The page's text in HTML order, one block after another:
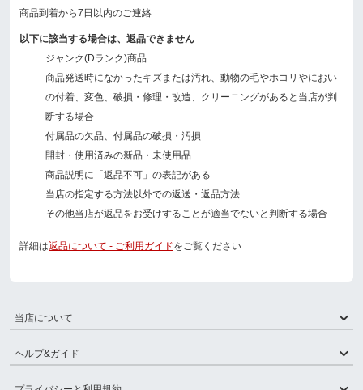
商品到着から7日以内のご連絡
以下に該当する場合は、返品できません
ジャンク(Dランク)商品
商品発送時になかったキズまたは汚れ、動物の毛やホコリやにおい
の付着、変色、破損・修理・改造、クリーニングがあると当店が判
断する場合
付属品の欠品、付属品の破損・汚損
開封・使用済みの新品・未使用品
商品説明に「返品不可」の表記がある
当店の指定する方法以外での返送・返品方法
その他当店が返品をお受けすることが適当でないと判断する場合
詳細は返品について - ご利用ガイドをご覧ください
当店について
ヘルプ&ガイド